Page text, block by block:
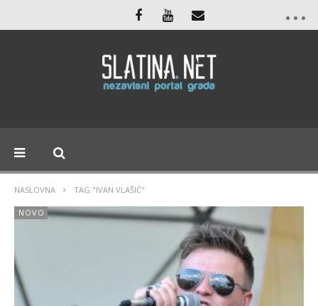
NASLOVNA TAG "IVAN VLAŠIĆ"
NOVO